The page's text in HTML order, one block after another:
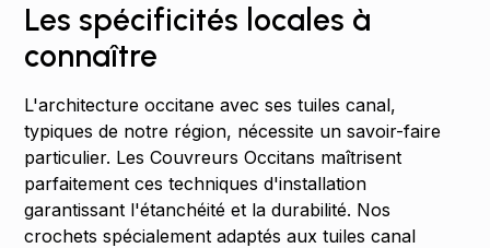
Les spécificités locales à
connaître
L'architecture occitane avec ses tuiles canal,
typiques de notre région, nécessite un savoir-faire
particulier. Les Couvreurs Occitans maîtrisent
parfaitement ces techniques d'installation
garantissant l'étanchéité et la durabilité. Nos
crochets spécialement adaptés aux tuiles canal